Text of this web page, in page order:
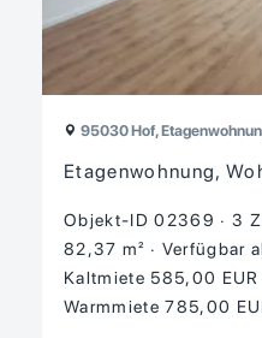
95030 Hof,
Etagenwohnung,
Objekt-ID 02369 3
82,37 m²
Verfügbar
Kaltmiete 585,00 EUR
Warmmiete 785,00